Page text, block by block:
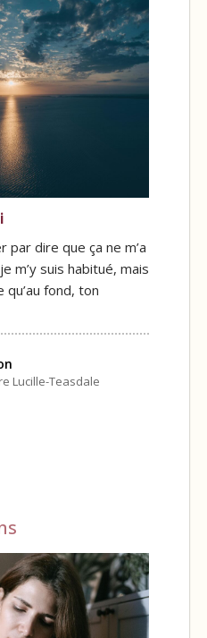
par dire que ça ne m’a
m’y suis habitué, mais
fond, ton
Lucille-Teasdale